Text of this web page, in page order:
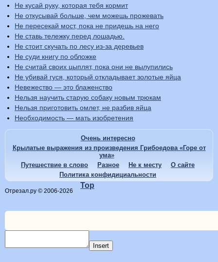
Не кусай руку, которая тебя кормит
Не откусывай больше, чем можешь прожевать
Не пересекай мост, пока не придешь на него
Не ставь тележку перед лошадью.
Не стоит скучать по лесу из-за деревьев
Не суди книгу по обложке
Не считай своих цыплят, пока они не вылупились
Не убивай гуся, который откладывает золотые яйца
Невежество — это блаженство
Нельзя научить старую собаку новым трюкам
Нельзя приготовить омлет, не разбив яйца
Необходимость — мать изобретения
Очень интересно
Крылатые выражения из произведения Грибоедова «Горе от
ума»
Путешествие в слово
Разное Не к месту
О сайте
Политика конфидициальности
Отрезал.ру © 2006-2026
Top
Insert